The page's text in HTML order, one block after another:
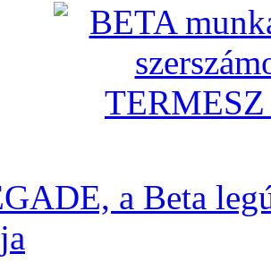
a Beta